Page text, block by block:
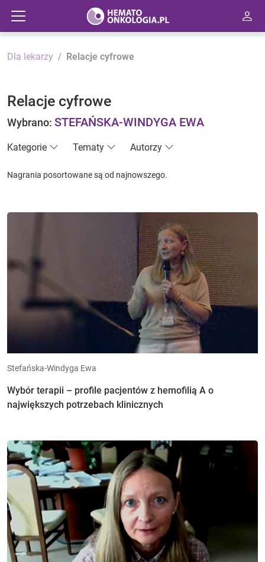
Dla lekarzy Relacje cyfrowe
Relacje cyfrowe
Wybrano: STEFAŃSKA-WINDYGA EWA
Kategorie Tematy Autorzy
Nagrania posortowane są od najnowszego.
Stefańska-Windyga Ewa
Wybór terapii – profile pacjentów z hemofilią A o
największych potrzebach klinicznych